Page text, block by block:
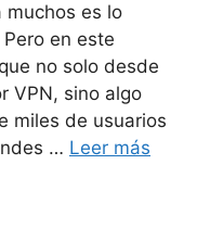
muchos es lo
en este
no solo desde
VPN, sino algo
miles de usuarios
… Leer más